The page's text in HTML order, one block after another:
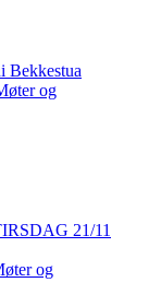
og
21/11
og